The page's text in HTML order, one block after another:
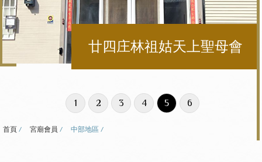
廿四庄林祖姑天上聖母會
1 2 3 4 5 6
首頁 宮廟會員 中部地區